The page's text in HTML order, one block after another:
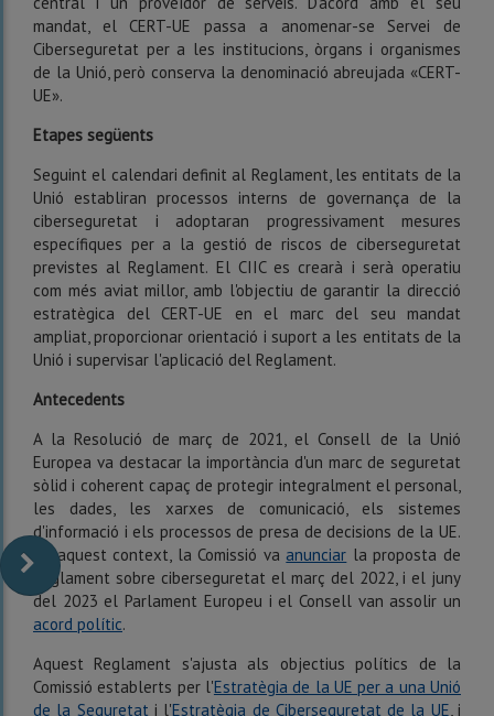
mandat, el CERT-UE passa a anomenar-se Servei de
Ciberseguretat per a les institucions, òrgans i organismes
de la Unió, però conserva la denominació abreujada «CERT-
UE».
Etapes següents
Seguint el calendari definit al Reglament, les entitats de la
Unió establiran processos interns de governança de la
ciberseguretat i adoptaran progressivament mesures
específiques per a la gestió de riscos de ciberseguretat
previstes al Reglament. El CIIC es crearà i serà operatiu
com més aviat millor, amb l'objectiu de garantir la direcció
estratègica del CERT-UE en el marc del seu mandat
ampliat, proporcionar orientació i suport a les entitats de la
Unió i supervisar l'aplicació del Reglament.
Antecedents
A la Resolució de març de 2021, el Consell de la Unió
Europea va destacar la importància d'un marc de seguretat
sòlid i coherent capaç de protegir integralment el personal,
les dades, les xarxes de comunicació, els sistemes
d'informació i els processos de presa de decisions de la UE.
En aquest context, la Comissió vaanunciar la proposta de
Reglament sobre ciberseguretat el març del 2022, i el juny
del 2023 el Parlament Europeu i el Consell van assolir un
acord polític.
Aquest Reglament s'ajusta als objectius polítics de la
Comissió establerts per l'Estratègia de la UE per a una Unió
de la Seguretat i l'Estratègia de Ciberseguretat de la UE, i